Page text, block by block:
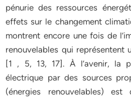
pénurie des ressources
effets sur le changement
montrent encore une fois de
renouvelables qui représentent
[1 , 5, 13, 17]. À l’avenir, la
électrique par des sources
(énergies renouvelables) est